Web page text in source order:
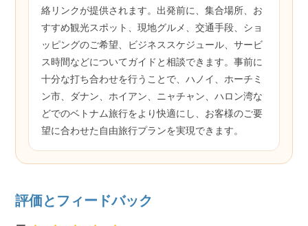
絡リンクが提供されます。出発前に、集合場所、お
すすめ観光スポット、現地グルメ、交通手段、ショ
ッピングのご希望、ビジネススケジュール、サービ
ス時間などについてガイドと相談できます。事前に
十分な打ち合わせを行うことで、ハノイ、ホーチミ
ン市、ダナン、ホイアン、ニャチャン、ハロン湾な
どでのベトナム旅行をより快適にし、お客様のご要
望に合わせた自由旅行プランを実現できます。
評価とフィードバック